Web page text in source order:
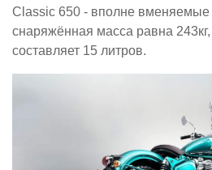
Classic 650 - вполне вменяемые
снаряжённая масса равна
составляет 15 литров.